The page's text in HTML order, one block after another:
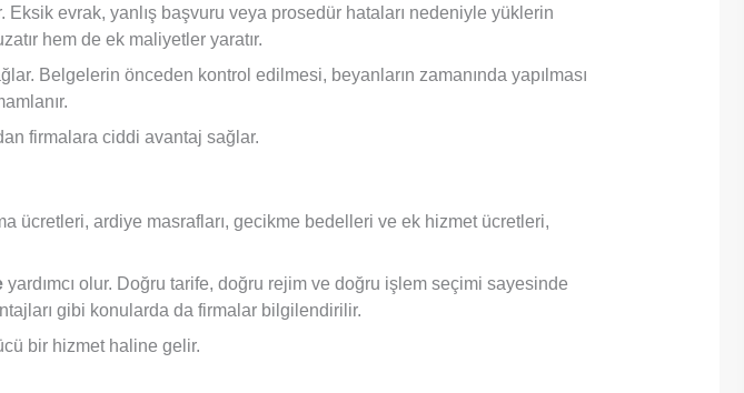
evrak, yanlış başvuru veya prosedür hataları nedeniyle yüklerin
hem de ek maliyetler yaratır.
Belgelerin önceden kontrol edilmesi, beyanların zamanında yapılması
firmalara ciddi avantaj sağlar.
ücretleri, ardiye masrafları, gecikme bedelleri ve ek hizmet ücretleri,
yardımcı olur. Doğru tarife, doğru rejim ve doğru işlem seçimi sayesinde
gibi konularda da firmalar bilgilendirilir.
bir hizmet haline gelir.